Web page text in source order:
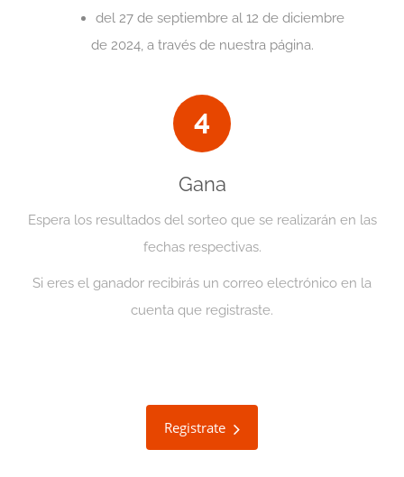
del 27 de septiembre al 12 de diciembre
de 2024, a través de nuestra página.
4
Gana
Espera los resultados del sorteo que se realizarán en las
fechas respectivas.
Si eres el ganador recibirás un correo electrónico en la
cuenta que registraste.
Registrate